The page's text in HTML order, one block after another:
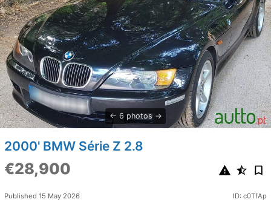
6 photos
2000' BMW Série Z 2.8
€28,900
Published 15 May 2026 ID: c0TfAp